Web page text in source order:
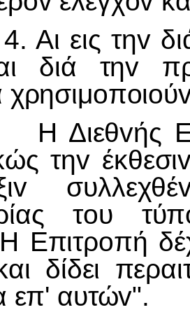
4. Αι εις τηv
διά τηv
τηv
τoυ
Η Επιτρoπή
δίδει
επ' αυτώv".